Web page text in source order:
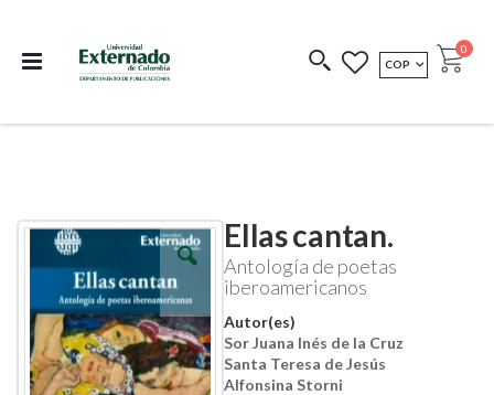
COEDICIONES REDIMIR CÓDIGO
MONEDA
COP Cart
0
Ellas cantan.
Antología de poetas
iberoamericanos
Autor(es)
Sor Juana Inés de la Cruz
Santa Teresa de Jesús
Alfonsina Storni
Skip
the
the
images
gallery
Skip
the
beginning
the
images
gallery